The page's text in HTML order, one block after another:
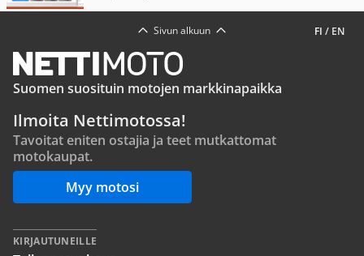
FI / EN
Sivun alkuun
Suomen suosituin motojen markkinapaikka
Ilmoita Nettimotossa!
Tavoitat eniten ostajia ja teet mutkattomat
motokaupat.
Myy motosi
KIRJAUTUNEILLE